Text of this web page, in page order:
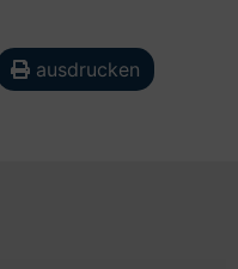
ausdrucken